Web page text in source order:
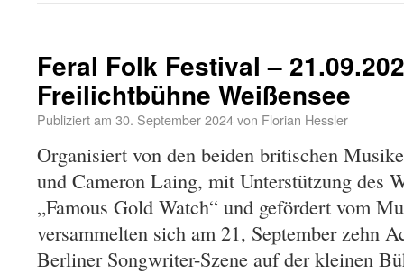
Feral Folk Festival –
Freilichtbühne Weißensee
Publiziert am 30. September 2024von Florian Hessler
Organisiert von den beiden britischen
und Cameron Laing, mit Unterstützung des
„Famous Gold Watch“ und gefördert vom
versammelten sich am 21, September zehn
Berliner Songwriter-Szene auf der kleinen